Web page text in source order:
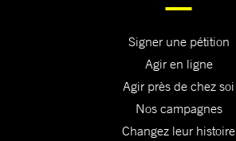
Signer une pétition
Agir en ligne
Agir près de chez soi
Nos campagnes
Changez leur histoire